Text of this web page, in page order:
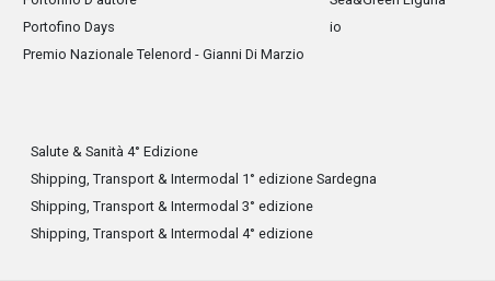
Portofino Days
Premio Nazionale Telenord - Gianni Di Marzio
io
Salute & Sanità 4° Edizione
Shipping, Transport & Intermodal 1° edizione Sardegna
Shipping, Transport & Intermodal 3° edizione
Shipping, Transport & Intermodal 4° edizione